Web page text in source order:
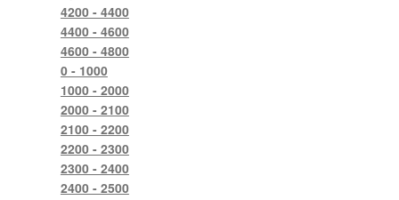
4200 - 4400
4400 - 4600
4600 - 4800
0 - 1000
1000 - 2000
2000 - 2100
2100 - 2200
2200 - 2300
2300 - 2400
2400 - 2500